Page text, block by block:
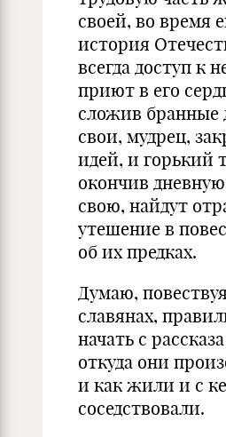
своей, во время
история
всегда доступ к
приют в его
сложив бранные
свои, мудрец,
идей, и горький
окончив
свою, найдут
утешение в
об их предках.
Думаю,
славянах,
начать с
откуда они
и как жили и с
соседствовали.